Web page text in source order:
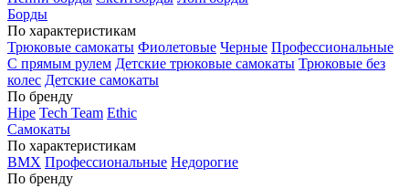
Борды
По характеристикам
Трюковые самокаты Фиолетовые Черные Профессиональные
С прямым рулем Детские трюковые самокаты Трюковые без
колес Детские самокаты
По бренду
Hipe Tech Team Ethic
Самокаты
По характеристикам
BMX Профессиональные Недорогие
По бренду